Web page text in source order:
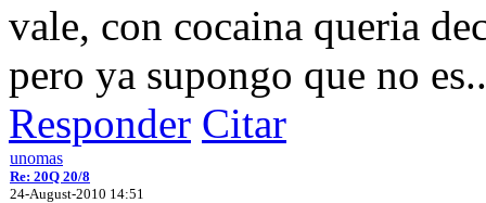
vale, con cocaina queria
pero ya supongo que no
Responder Citar
unomas
Re: 20Q 20/8
24-August-2010 14:51